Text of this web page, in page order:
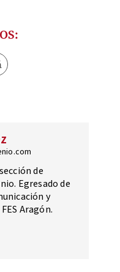
de
Egresado de
y
Aragón.